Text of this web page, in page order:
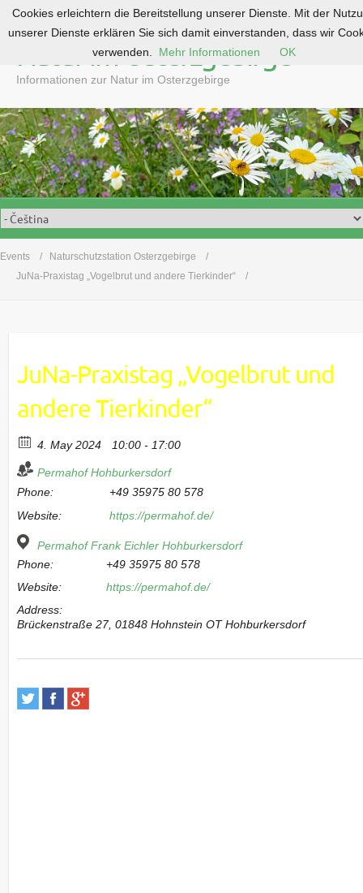
o
c
o
n
t
e
n
Natur im Osterzgebirge
Informationen zur Natur im Osterzgebirge
Events
Naturschutzstation Osterzgebirge
JuNa-Praxistag „Vogelbrut und andere Tierkinder“
JuNa-Praxistag „Vogelbrut und
andere Tierkinder“
4. May 2024 10:00 - 17:00
Permahof Hohburkersdorf
Phone:
+49 35975 80 578
Website:
https://permahof.de/
Permahof Frank Eichler Hohburkersdorf
Phone:
+49 35975 80 578
Website:
https://permahof.de/
Address:
Brückenstraße 27, 01848 Hohnstein OT Hohburkersdorf
Cookies erleichtern die Bereitstellung unserer Dienste. Mit der
unserer Dienste erklären Sie sich damit einverstanden, dass wir
verwenden.
Mehr Informationen OK